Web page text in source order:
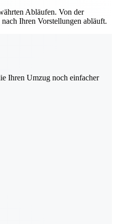
Abläufen. Von der
Ihren Vorstellungen abläuft.
Ihren Umzug noch einfacher